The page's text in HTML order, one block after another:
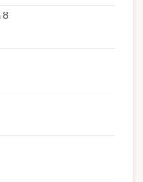
(91) 98395-3549
14h às 18h).
para assistir
do prazo
8